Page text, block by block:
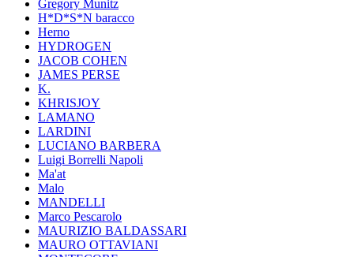
Gregory Munitz
H*D*S*N baracco
Herno
HYDROGEN
JACOB COHEN
JAMES PERSE
K.
KHRISJOY
LAMANO
LARDINI
LUCIANO BARBERA
Luigi Borrelli Napoli
Ma'at
Malo
MANDELLI
Marco Pescarolo
MAURIZIO BALDASSARI
MAURO OTTAVIANI